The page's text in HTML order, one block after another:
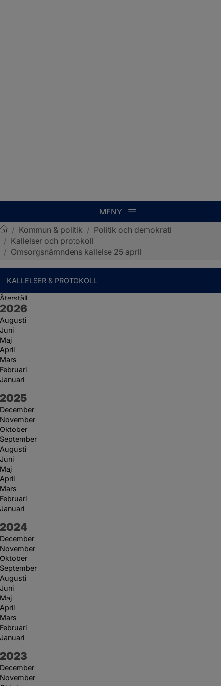
MENY
Sotenäs kommun
/ Kommun & politik / Politik och demokrati
/ Kallelser och protokoll
/ Omsorgsnämndens kallelse 25 april
KALLELSER & PROTOKOLL
Återställ
År:
2026
Augusti
Juni
Maj
April
Mars
Februari
Januari
År:
2025
December
November
Oktober
September
Augusti
Juni
Maj
April
Mars
Februari
Januari
År:
2024
December
November
Oktober
September
Augusti
Juni
Maj
April
Mars
Februari
Januari
År:
2023
December
November